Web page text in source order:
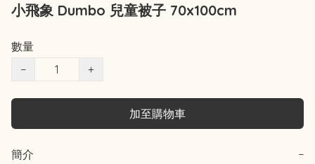
小飛象 Dumbo 兒童被子 70x100cm
數量
−
+
加至購物車
簡介 −